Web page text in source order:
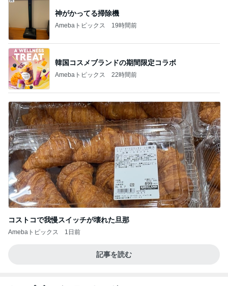
神がかってる掃除機
Amebaトピックス 19時間前
韓国コスメブランドの期間限定コラボ
Amebaトピックス 22時間前
コストコで我慢スイッチが壊れた旦那
Amebaトピックス 1日前
記事を読む